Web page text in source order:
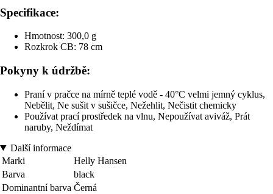
Specifikace:
Hmotnost: 300,0 g
Rozkrok CB: 78 cm
Pokyny k údržbě:
Praní v pračce na mírně teplé vodě - 40°C velmi jemný cyklus,
Nebělit, Ne sušit v sušičce, Nežehlit, Nečistit chemicky
Používat prací prostředek na vlnu, Nepoužívat aviváž, Prát
naruby, Neždímat
Další informace
Marki
Helly Hansen
Barva
black
Dominantní barva Černá